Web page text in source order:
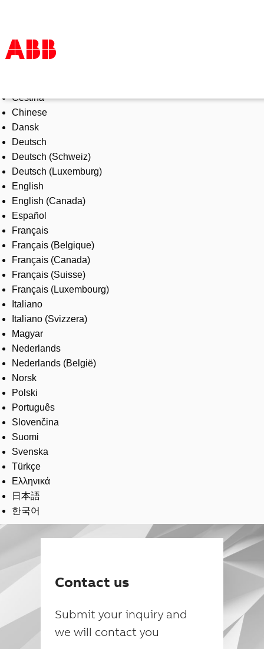
Products & Solutions
Industries
Services
About us
Where to buy
Contact us
Careers
Čeština
Chinese
Dansk
Deutsch
Deutsch (Schweiz)
Deutsch (Luxemburg)
English
English (Canada)
Español
Français
Français (Belgique)
Français (Canada)
Français (Suisse)
Français (Luxembourg)
Italiano
Italiano (Svizzera)
Magyar
Nederlands
Nederlands (België)
Norsk
Polski
Português
Slovenčina
Suomi
Svenska
Türkçe
Ελληνικά
日本語
한국어
Contact us
Submit your inquiry and
we will contact you